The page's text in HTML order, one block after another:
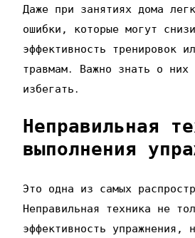
Даже при занятиях дома
ошибки‚ которые могут
эффективность тренировок
травмам․ Важно знать о них
избегать․
Неправильная
выполнения
Это одна из самых
Неправильная техника не
эффективность упражнения‚